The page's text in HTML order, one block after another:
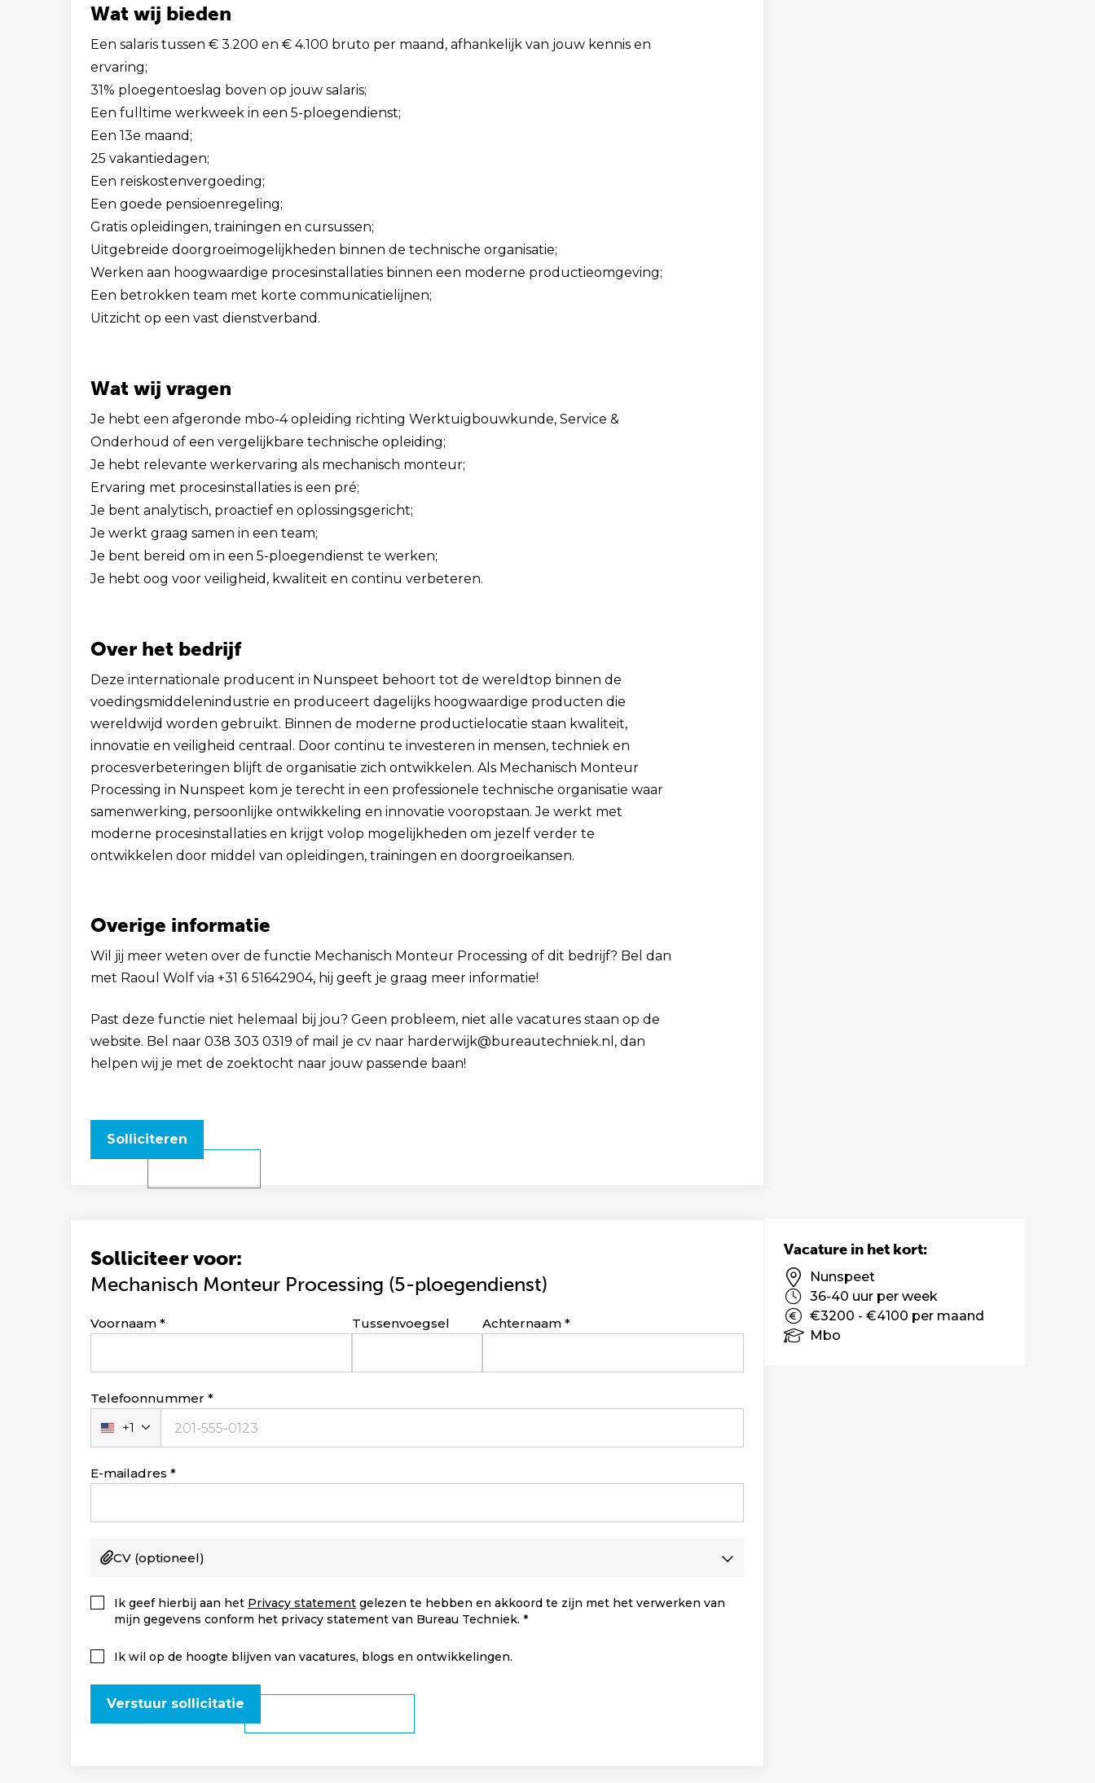
Wat wij bieden
Een salaris tussen € 3.200 en € 4.100 bruto per maand, afhankelijk van jouw kennis en
ervaring;
31% ploegentoeslag boven op jouw salaris;
Een fulltime werkweek in een 5-ploegendienst;
Een 13e maand;
25 vakantiedagen;
Een reiskostenvergoeding;
Een goede pensioenregeling;
Gratis opleidingen, trainingen en cursussen;
Uitgebreide doorgroeimogelijkheden binnen de technische organisatie;
Werken aan hoogwaardige procesinstallaties binnen een moderne productieomgeving;
Een betrokken team met korte communicatielijnen;
Uitzicht op een vast dienstverband.
Wat wij vragen
Je hebt een afgeronde mbo-4 opleiding richting Werktuigbouwkunde, Service &
Onderhoud of een vergelijkbare technische opleiding;
Je hebt relevante werkervaring als mechanisch monteur;
Ervaring met procesinstallaties is een pré;
Je bent analytisch, proactief en oplossingsgericht;
Je werkt graag samen in een team;
Je bent bereid om in een 5-ploegendienst te werken;
Je hebt oog voor veiligheid, kwaliteit en continu verbeteren.
Over het bedrijf
Deze internationale producent in Nunspeet behoort tot de wereldtop binnen de
voedingsmiddelenindustrie en produceert dagelijks hoogwaardige producten die
wereldwijd worden gebruikt. Binnen de moderne productielocatie staan kwaliteit,
innovatie en veiligheid centraal. Door continu te investeren in mensen, techniek en
procesverbeteringen blijft de organisatie zich ontwikkelen. Als Mechanisch Monteur
Processing in Nunspeet kom je terecht in een professionele technische organisatie waar
samenwerking, persoonlijke ontwikkeling en innovatie vooropstaan. Je werkt met
moderne procesinstallaties en krijgt volop mogelijkheden om jezelf verder te
ontwikkelen door middel van opleidingen, trainingen en doorgroeikansen.
Overige informatie
Wil jij meer weten over de functie Mechanisch Monteur Processing of dit bedrijf? Bel dan
met Raoul Wolf via +31 6 51642904, hij geeft je graag meer informatie!
Past deze functie niet helemaal bij jou? Geen probleem, niet alle vacatures staan op de
website. Bel naar 038 303 0319 of mail je cv naar harderwijk@bureautechniek.nl, dan
helpen wij je met de zoektocht naar jouw passende baan!
Solliciteren
Solliciteer voor:
Mechanisch Monteur Processing (5-ploegendienst)
Leave
Voornaam Tussenvoegsel Achternaam
Telefoonnummer
Verenigde
Staten
+1
+1
E-mailadres
CV (optioneel)
Ik geef hierbij aan het Privacy statement gelezen te hebben en akkoord te zijn met het verwerken van
mijn gegevens conform het privacy statement van Bureau Techniek.
Ik wil op de hoogte blijven van vacatures, blogs en ontwikkelingen.
Verstuur sollicitatie
Vacature in het kort:
Nunspeet
36-40 uur per week
€3200 - €4100 per maand
Mbo